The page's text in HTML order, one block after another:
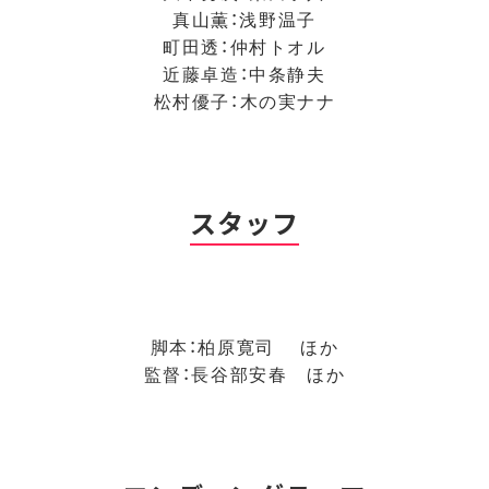
真山薫：浅野温子
町田透：仲村トオル
近藤卓造：中条静夫
松村優子：木の実ナナ
スタッフ
脚本：柏原寛司 ほか
監督：長谷部安春 ほか